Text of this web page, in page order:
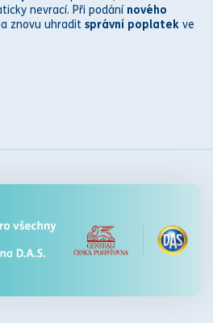
nevrací. Při podání nového
znovu uhradit správní poplatek ve